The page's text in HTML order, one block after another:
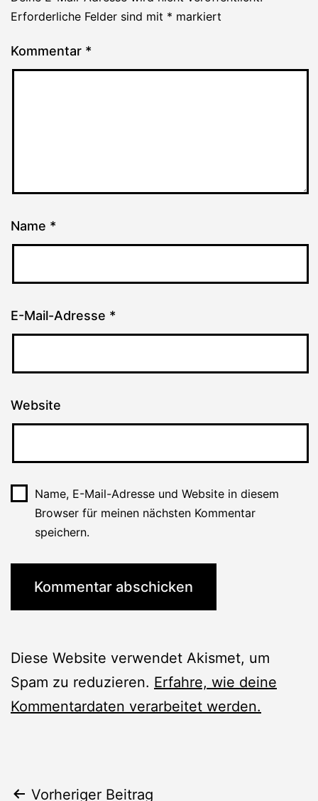
Erforderliche Felder sind mit * markiert
Kommentar *
Name *
E-Mail-Adresse *
Website
Name, E-Mail-Adresse und Website in diesem
Browser für meinen nächsten Kommentar
speichern.
Diese Website verwendet Akismet, um
Spam zu reduzieren. Erfahre, wie deine
Kommentardaten verarbeitet werden.
Vorheriger Beitrag